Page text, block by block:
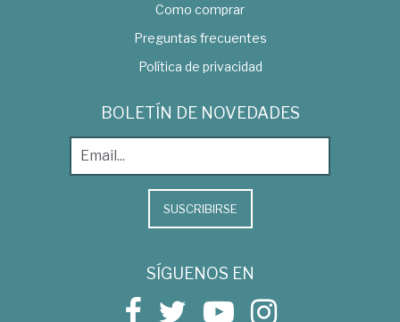
Como comprar
Preguntas frecuentes
Política de privacidad
BOLETÍN DE NOVEDADES
SUSCRIBIRSE
SÍGUENOS EN